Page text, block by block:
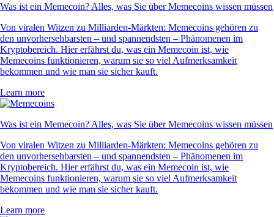
Was ist ein Memecoin? Alles, was Sie über Memecoins wissen müssen
Von viralen Witzen zu Milliarden-Märkten: Memecoins gehören zu
den unvorhersehbarsten – und spannendsten – Phänomenen im
Kryptobereich. Hier erfährst du, was ein Memecoin ist, wie
Memecoins funktionieren, warum sie so viel Aufmerksamkeit
bekommen und wie man sie sicher kauft.
Learn more
Was ist ein Memecoin? Alles, was Sie über Memecoins wissen müssen
Von viralen Witzen zu Milliarden-Märkten: Memecoins gehören zu
den unvorhersehbarsten – und spannendsten – Phänomenen im
Kryptobereich. Hier erfährst du, was ein Memecoin ist, wie
Memecoins funktionieren, warum sie so viel Aufmerksamkeit
bekommen und wie man sie sicher kauft.
Learn more